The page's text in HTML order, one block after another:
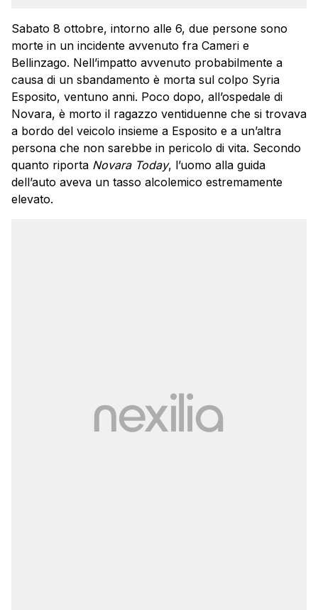
Sabato 8 ottobre, intorno alle 6, due persone sono
morte in un incidente avvenuto fra Cameri e
Bellinzago. Nell’impatto avvenuto probabilmente a
causa di un sbandamento è morta sul colpo Syria
Esposito, ventuno anni. Poco dopo, all’ospedale di
Novara, è morto il ragazzo ventiduenne che si trovava
a bordo del veicolo insieme a Esposito e a un’altra
persona che non sarebbe in pericolo di vita. Secondo
quanto riporta Novara Today, l’uomo alla guida
dell’auto aveva un tasso alcolemico estremamente
elevato.